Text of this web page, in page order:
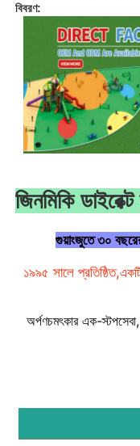
আমাদের সম্পর্কে
বিবরণ:
জিনমিকি ডাইরেক্ট
গুয়াংজুতে ৩০
১৯৯৫ সালে প্রতিষ্ঠিত,
অর্পণচমৎকার এক-স্টপ